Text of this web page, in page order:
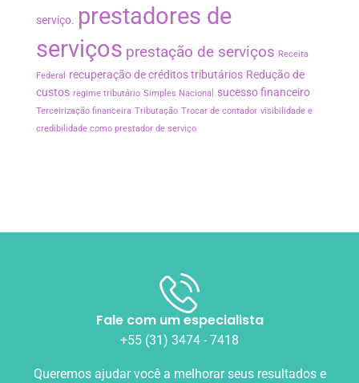
serviço. prestadores de
serviços prestação de serviços Receita
Federal recuperação de créditos tributários Redução de
custos regime tributário Simples Nacional sucesso financeiro
Terceirização financeira Tributação Trocar de contador visibilidade e
credibilidade como prestador de serviço
Fale com um especialista
+55 (31) 3474 - 7418
Queremos ajudar você a melhorar seus resultados e